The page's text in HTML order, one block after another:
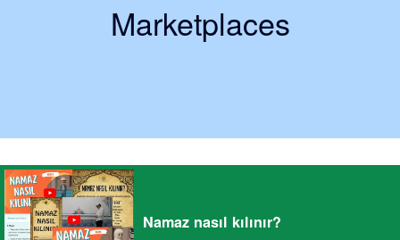
Marketplaces
Namaz nasıl kılınır?